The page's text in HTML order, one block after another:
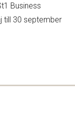
Business
till 30 september